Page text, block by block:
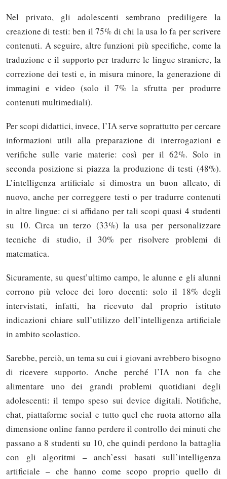
Nel privato, gli adolescenti sembrano prediligere la
creazione di testi: ben il 75% di chi la usa lo fa per scrivere
contenuti. A seguire, altre funzioni più specifiche, come la
traduzione e il supporto per tradurre le lingue straniere, la
correzione dei testi e, in misura minore, la generazione di
immagini e video (solo il 7% la sfrutta per produrre
contenuti multimediali).
Per scopi didattici, invece, l’IA serve soprattutto per cercare
informazioni utili alla preparazione di interrogazioni e
verifiche sulle varie materie: così per il 62%. Solo in
seconda posizione si piazza la produzione di testi (48%).
L’intelligenza artificiale si dimostra un buon alleato, di
nuovo, anche per correggere testi o per tradurre contenuti
in altre lingue: ci si affidano per tali scopi quasi 4 studenti
su 10. Circa un terzo (33%) la usa per personalizzare
tecniche di studio, il 30% per risolvere problemi di
matematica.
Sicuramente, su quest’ultimo campo, le alunne e gli alunni
corrono più veloce dei loro docenti: solo il 18% degli
intervistati, infatti, ha ricevuto dal proprio istituto
indicazioni chiare sull’utilizzo dell’intelligenza artificiale
in ambito scolastico.
Sarebbe, perciò, un tema su cui i giovani avrebbero bisogno
di ricevere supporto. Anche perché l’IA non fa che
alimentare uno dei grandi problemi quotidiani degli
adolescenti: il tempo speso sui device digitali. Notifiche,
chat, piattaforme social e tutto quel che ruota attorno alla
dimensione online fanno perdere il controllo dei minuti che
passano a 8 studenti su 10, che quindi perdono la battaglia
con gli algoritmi – anch’essi basati sull’intelligenza
artificiale – che hanno come scopo proprio quello di